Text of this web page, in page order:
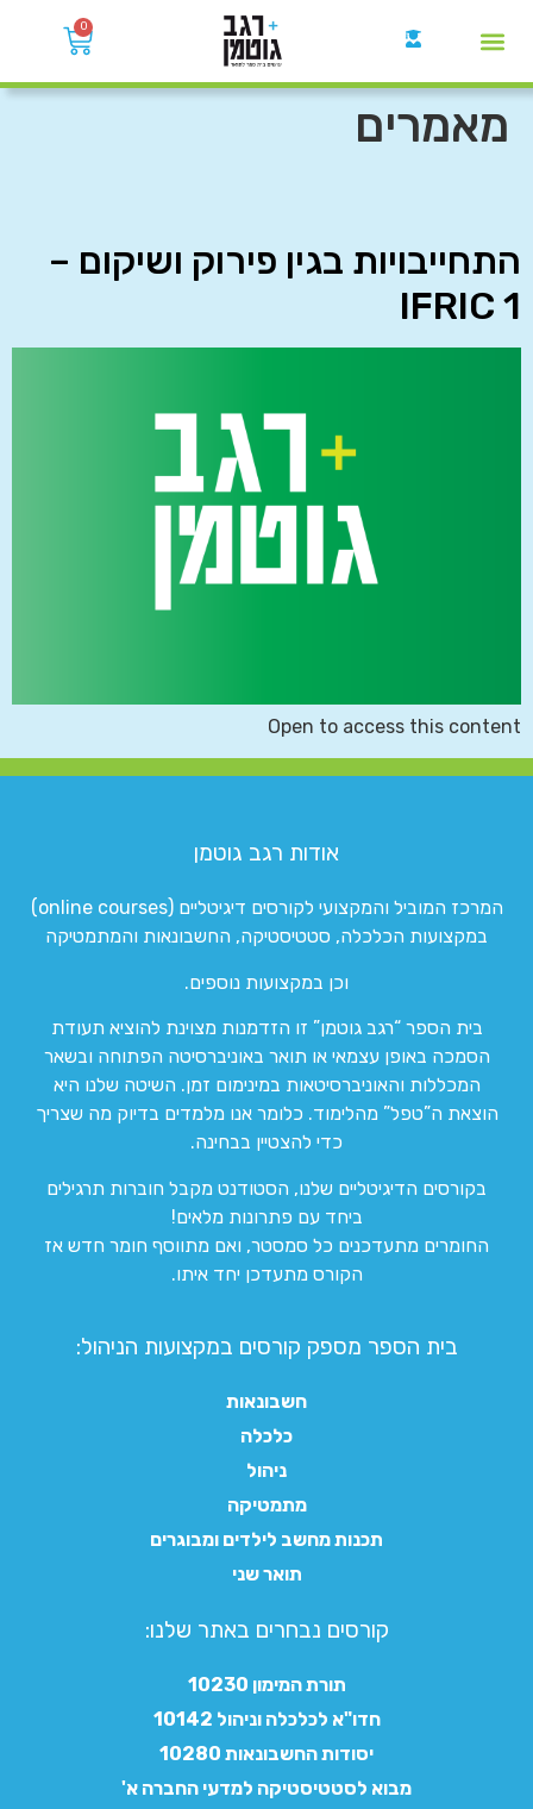
0
מאמרים
התחייבויות בגין פירוק ושיקום –
IFRIC 1
Open to access this content
אודות רגב גוטמן
המרכז המוביל והמקצועי לקורסים דיגיטליים (online courses)
במקצועות הכלכלה, סטטיסטיקה, החשבונאות והמתמטיקה
וכן במקצועות נוספים.
בית הספר “רגב גוטמן” זו הזדמנות מצוינת להוציא תעודת
הסמכה באופן עצמאי או תואר באוניברסיטה הפתוחה ובשאר
המכללות והאוניברסיטאות במינימום זמן. השיטה שלנו היא
הוצאת ה”טפל” מהלימוד. כלומר אנו מלמדים בדיוק מה שצריך
כדי להצטיין בבחינה.
בקורסים הדיגיטליים שלנו, הסטודנט מקבל חוברות תרגילים
ביחד עם פתרונות מלאים!
החומרים מתעדכנים כל סמסטר, ואם מתווסף חומר חדש אז
הקורס מתעדכן יחד איתו.
בית הספר מספק קורסים במקצועות הניהול:
חשבונאות
כלכלה
ניהול
מתמטיקה
תכנות מחשב לילדים ומבוגרים
תואר שני
קורסים נבחרים באתר שלנו:​
תורת המימון 10230
חדו"א לכלכלה וניהול 10142
יסודות החשבונאות 10280
מבוא לסטטיסטיקה למדעי החברה א'